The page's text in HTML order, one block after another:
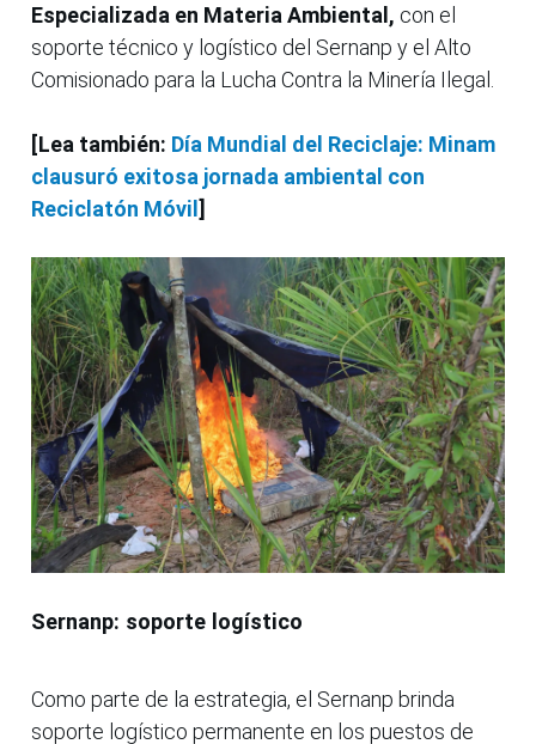
Especializada en Materia Ambiental, con el
soporte técnico y logístico del Sernanp y el Alto
Comisionado para la Lucha Contra la Minería Ilegal.
[Lea también: Día Mundial del Reciclaje: Minam
clausuró exitosa jornada ambiental con
Reciclatón Móvil ]
Sernanp: soporte logístico
Como parte de la estrategia, el Sernanp brinda
soporte logístico permanente en los puestos de